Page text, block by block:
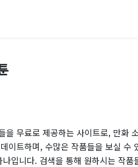
을 무료로 제공하는 사이트로, 만화
이트하며, 수많은 작품들을 보실
입니다. 검색을 통해 원하시는 작